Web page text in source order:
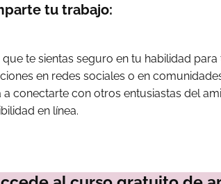
tu trabajo:
que te sientas seguro en tu habilidad
en redes sociales o en
a conectarte con otros entusiastas del
en línea.